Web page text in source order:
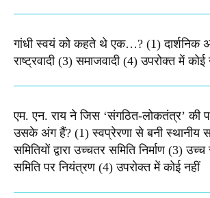
गांधी स्वयं को कहते थे एक…? (1) दार्शनिक
राष्ट्रवादी (3) समाजवादी (4) उपरोक्त में कोई
एम. एन. राय ने जिस ‘संगठित-लोकतंत्र’ की
उसके अंग हैं? (1) स्वप्रेरणा से बनी स्थानीय
समितियों द्वारा उच्चतर समिति निर्माण (3) उच्च
समिति पर नियंत्रण (4) उपरोक्त में कोई नहीं